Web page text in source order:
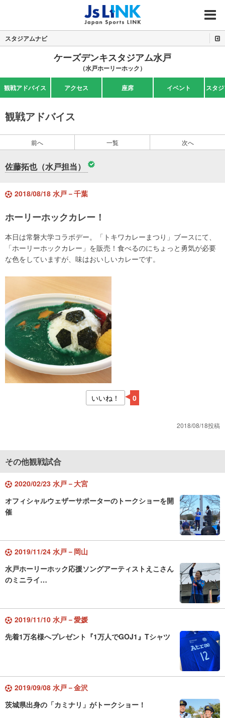
MENU
スタジアムナビ
ケーズデンキスタジアム水戸
（水戸ホーリーホック）
観戦アドバイス アクセス 座席 イベント スタ
観戦アドバイス
前へ 一覧 次へ
佐藤拓也（水戸担当）
2018/08/18 水戸－千葉
ホーリーホックカレー！
本日は常磐大学コラボデー。「トキワカレーまつり」ブースにて、
「ホーリーホックカレー」を販売！食べるのにちょっと勇気が必要
な色をしていますが、味はおいしいカレーです。
いいね！ 0
2018/08/18投稿
その他観戦試合
2020/02/23 水戸－大宮
オフィシャルウェザーサポーターのトークショーを開
催
2019/11/24 水戸－岡山
水戸ホーリーホック応援ソングアーティストえこさん
のミニライ…
2019/11/10 水戸－愛媛
先着1万名様へプレゼント『1万人でGOJ1』Tシャツ
2019/09/08 水戸－金沢
茨城県出身の「カミナリ」がトークショー！